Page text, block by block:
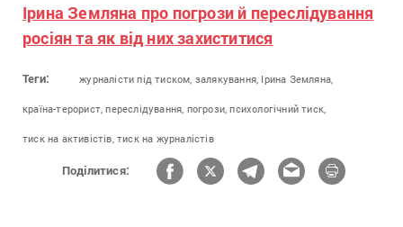
Ірина Земляна про погрози й переслідування
росіян та як від них захиститися
Теги: журналісти під тиском, залякування, Ірина Земляна,
країна-терорист, переслідування, погрози, психологічний тиск,
тиск на активістів, тиск на журналістів
Поділитися: